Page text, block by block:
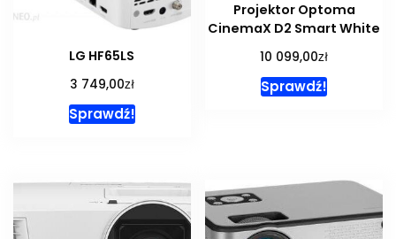
LG HF65LS
3 749,00zł
Sprawdź!
Projektor Optoma
CinemaX D2 Smart White
10 099,00zł
Sprawdź!